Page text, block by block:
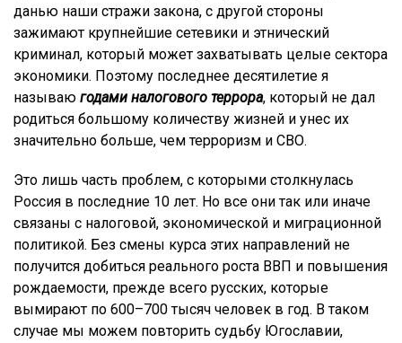
данью наши стражи закона, с другой стороны
зажимают крупнейшие сетевики и этнический
криминал, который может захватывать целые сектора
экономики. Поэтому последнее десятилетие я
называю годами налогового террора, который не дал
родиться большому количеству жизней и унес их
значительно больше, чем терроризм и СВО.
Это лишь часть проблем, с которыми столкнулась
Россия в последние 10 лет. Но все они так или иначе
связаны с налоговой, экономической и миграционной
политикой. Без смены курса этих направлений не
получится добиться реального роста ВВП и повышения
рождаемости, прежде всего русских, которые
вымирают по 600–700 тысяч человек в год. В таком
случае мы можем повторить судьбу Югославии,